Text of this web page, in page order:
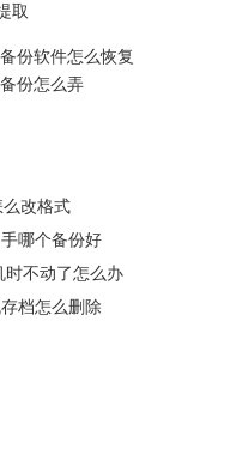
导出。
籍
手机上。具体的操作是：
取
份软件怎么恢复
份怎么弄
么改格式
哪个备份好
时不动了怎么办
档怎么删除